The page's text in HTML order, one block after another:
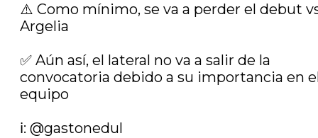
⚠️ Como mínimo, se va a perder el debut
Argelia
✅ Aún así, el lateral no va a salir de la
convocatoria debido a su importancia en
equipo
ℹ️: @gastonedul